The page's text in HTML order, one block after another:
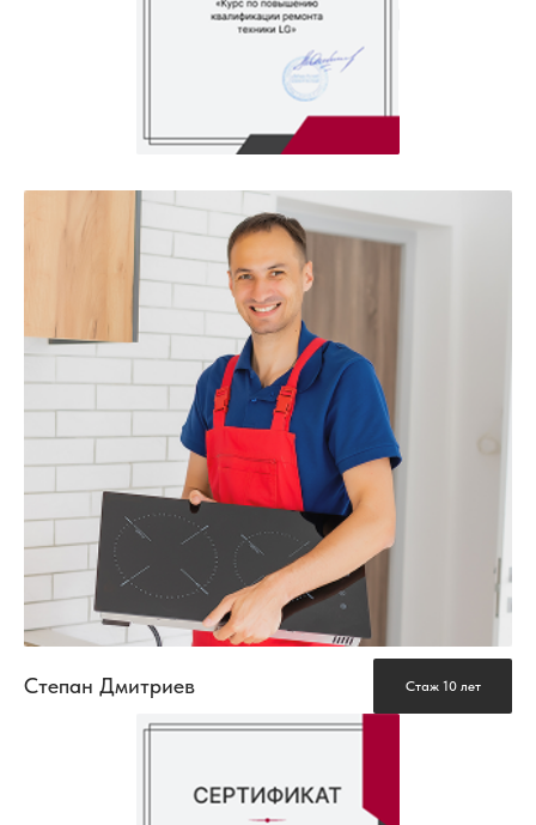
Степан Дмитриев Стаж 10 лет